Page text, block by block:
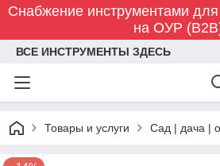
Снабжение инструментами
на ОУР
ВСЕ ИНСТРУМЕНТЫ ЗДЕСЬ
Товары и услуги Сад | дача |